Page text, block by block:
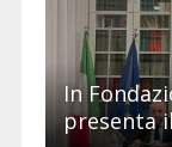
In
presenta